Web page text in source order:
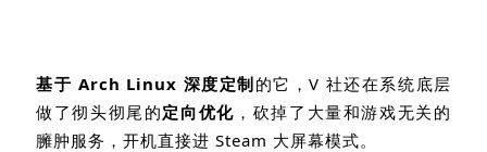
基于 Arch Linux 深度定制的它，V 社还在系统底层
做了彻头彻尾的定向优化 ，砍掉了大量和游戏无关的
臃肿服务，开机直接进 Steam 大屏幕模式。